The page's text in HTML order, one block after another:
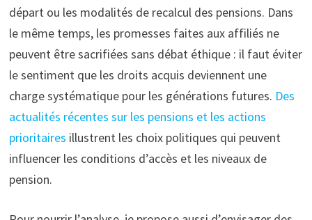
départ ou les modalités de recalcul des pensions. Dans
le même temps, les promesses faites aux affiliés ne
peuvent être sacrifiées sans débat éthique : il faut éviter
le sentiment que les droits acquis deviennent une
charge systématique pour les générations futures. Des
actualités récentes sur les pensions et les actions
prioritaires illustrent les choix politiques qui peuvent
influencer les conditions d’accès et les niveaux de
pension.